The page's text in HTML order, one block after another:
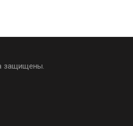
защищены.